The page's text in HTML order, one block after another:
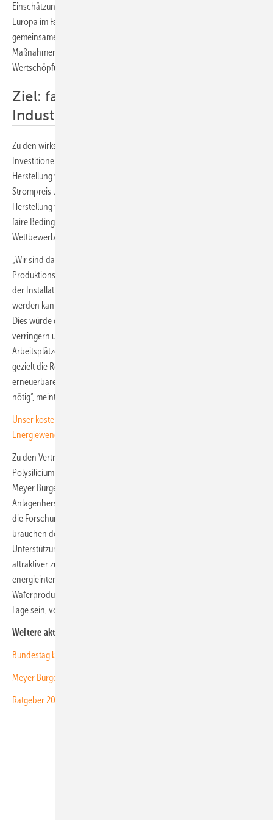
Einschätzung der Industrievertreter den Einsatz von Solarenergie in
Europa im Falle möglicher Lieferunterbrechungen. In einer
gemeinsamen Erklärung rufen die Interessenvertreter zu sofortigen
Maßnahmen auf, die den Aufbau einer lokalen, nachhaltigen
Wertschöpfungskette für die Solarindustrie ermöglichen.
Ziel: faire Bedingungen für die
Industrie in Europa schaffen
Zu den wirksamen Maßnahmen könnten Subventionen für
Investitionen in Produktionskapazitäten, die Förderung der
Herstellung von Produkten, ein garantierter und wettbewerbsfähiger
Strompreis und Vergünstigungen für niedrige CO2-Emissionen bei der
Herstellung von Produkten gehören. Das übergeordnete Ziel ist es,
faire Bedingungen für die Industrie zu schaffen und so für einen fairen
Wettbewerb zu sorgen.
„Wir sind davon überzeugt, dass eine nachhaltige europäische PV-
Produktionsindustrie mithilfe staatlicher Unterstützung zur Förderung
der Installation und des Betriebs von Produktionsstätten belebt
werden kann“, sagt Professor Andreas Bett, Leiter des Fraunhofer ISE.
Dies würde die starke Energieabhängigkeit Europas deutlich
verringern und gleichzeitig wirtschaftliche Wertschöpfung sowie
Arbeitsplätze schaffen. „Eine zeitlich begrenzte Industriepolitik, die
gezielt die Renaissance einer produzierenden Industrie für
erneuerbare Energien fördert, sei strategisch klug und dringend
nötig“, meint auch Gunter Erfurt, CEO von Meyer Burger.
Unser kostenloser Newsletter: alle Informationen rund um die solare
Energiewende im Abo!
Zu den Vertretern der europäischen Photovoltaik gehörten der
Polysilicium-Hersteller Wacker, der Solarzellen- und Modulhersteller
Meyer Burger, Waferhersteller Norsun und Norwegian Crystals, der
Anlagenhersteller für Siliciumingots und Solarzellen ECM Group sowie
die Forschungsinstitute Fraunhofer ISE und Fraunhofer CSP. „Wir
brauchen den richtigen politischen Rahmen und mehr finanzielle
Unterstützung, um Investitionen in die Wertschöpfungskette in Europa
attraktiver zu machen, insbesondere für Investitionen und
energieintensive vorgelagerte Produktionsschritte wie die Ingot- und
Waferproduktion“, sagt Carsten Rohr von Norsun. „Wir sollten in der
Lage sein, von einer nachhaltigen Produktion zu profitieren.“ (nhp)
Weitere aktuelle News:
Bundestag beschließt Abschöpfung von Erlösen aus Solaranlagen
Meyer Burger forciert Tandem-Solarmodule mit Perowskiten
Ratgeber 2023: 200 Tipps für solaren Eigenstrom